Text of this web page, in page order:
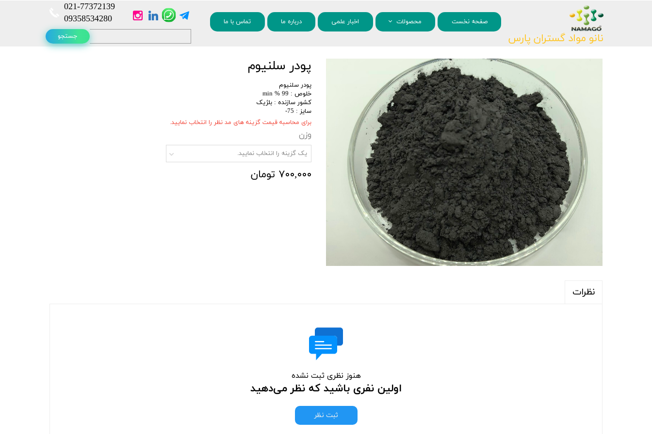
صفحه نخست محصولات اخبار علمی درباره ما تماس با ما
نانو مواد گستران پارس
021-77372139​​​​​​​
​​​​​​​09358534280
جستجو
۰
پودر سلنیوم
۷۰۰,۰۰۰ تومان
برای محاسبه قیمت گزینه های مد نظر را انتخاب نمایید.
پودر سلنیوم
خلوص : 99 % min
کشور سازنده : بلژیک
سایز : 75-
وزن
یک گزینه را انتخاب نمایید.
نظرات
هنوز نظری ثبت نشده
اولین نفری باشید که نظر می‌دهید
ثبت نظر